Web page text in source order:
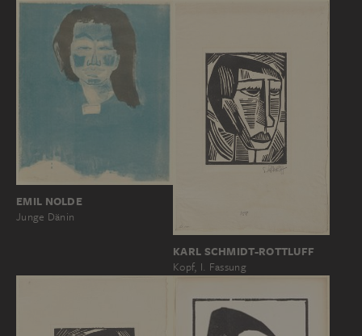
EMIL NOLDE
Junge Dänin
KARL SCHMIDT-ROTTLUFF
Kopf, I. Fassung